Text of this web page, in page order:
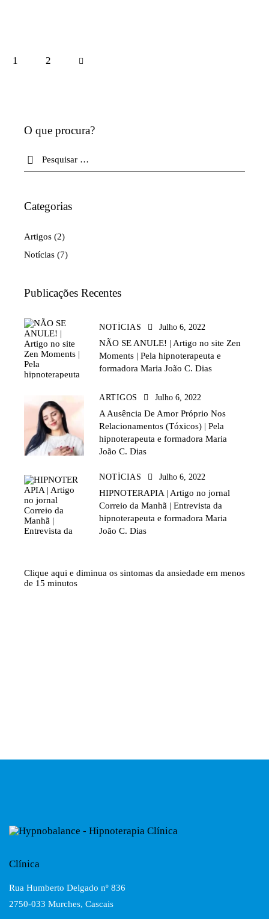
1 2
O que procura?
Categorias
Artigos (2)
Notícias (7)
Publicações Recentes
NOTÍCIAS Julho 6, 2022
NÃO SE ANULE! | Artigo no site Zen
Moments | Pela hipnoterapeuta e
formadora Maria João C. Dias
ARTIGOS Julho 6, 2022
A Ausência De Amor Próprio Nos
Relacionamentos (Tóxicos) | Pela
hipnoterapeuta e formadora Maria
João C. Dias
NOTÍCIAS Julho 6, 2022
HIPNOTERAPIA | Artigo no jornal
Correio da Manhã | Entrevista da
hipnoterapeuta e formadora Maria
João C. Dias
Clique aqui e diminua os sintomas da ansiedade em menos
de 15 minutos
Clínica
Rua Humberto Delgado nº 836
2750-033 Murches, Cascais